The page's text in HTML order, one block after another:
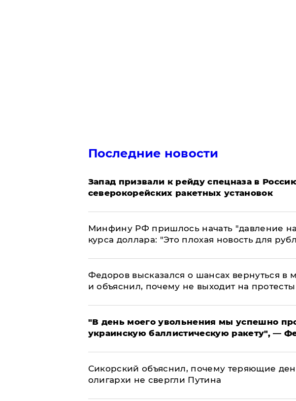
Последние новости
Запад призвали к рейду спецназа в
северокорейских ракетных установок
Минфину РФ пришлось начать "давление на
курса доллара: "Это плохая новость для
Федоров высказался о шансах вернуться в
и объяснил, почему не выходит на протесты
​"В день моего увольнения мы успешно
украинскую баллистическую ракету", —
Сикорский объяснил, почему теряющие
олигархи не свергли Путина